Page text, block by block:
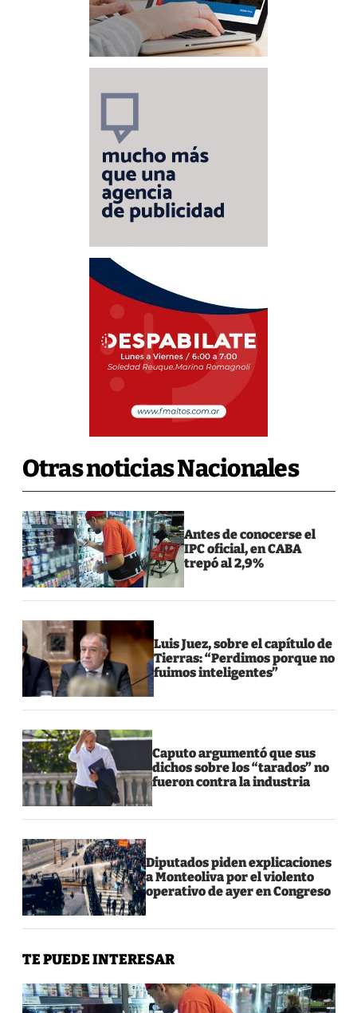
Otras noticias Nacionales
Antes de conocerse el
IPC oficial, en CABA
trepó al 2,9%
Luis Juez, sobre el capítulo de
Tierras: “Perdimos porque no
fuimos inteligentes”
Caputo argumentó que sus
dichos sobre los “tarados” no
fueron contra la industria
Diputados piden explicaciones
a Monteoliva por el violento
operativo de ayer en Congreso
TE PUEDE INTERESAR